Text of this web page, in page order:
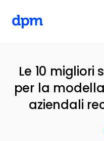
Le 10 migliori
per la
aziendali